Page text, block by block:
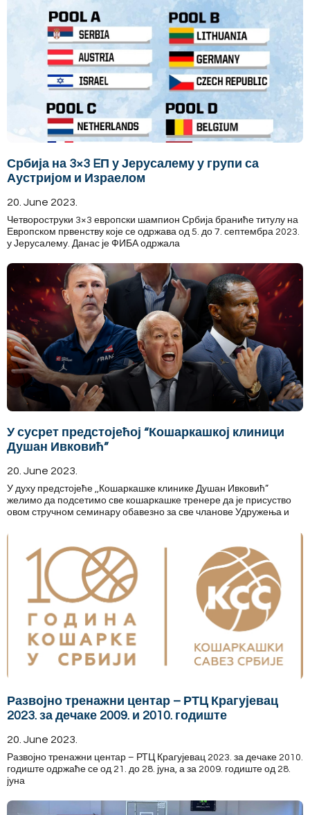
Србија на 3×3 EП у Јерусалему у групи са
Аустријом и Израелом
20. June 2023.
Четвороструки 3×3 европски шампион Србија браниће титулу на
Европском првенству које се одржава од 5. до 7. септембра 2023.
у Јерусалему. Данас је ФИБА одржала
У сусрет предстојећој “Кошаркашкој клиници
Душан Ивковић”
20. June 2023.
У духу предстојеће ,,Кошаркашке клинике Душан Ивковић”
желимо да подсетимо све кошаркашке тренере да је присуство
овом стручном семинару обавезно за све чланове Удружења и
Развојно тренажни центар – РТЦ Крагујевац
2023. за дечаке 2009. и 2010. годиште
20. June 2023.
Развојно тренажни центар – РТЦ Крагујевац 2023. за дечаке 2010.
годиште одржаће се од 21. до 28. јуна, а за 2009. годиште од 28.
јуна